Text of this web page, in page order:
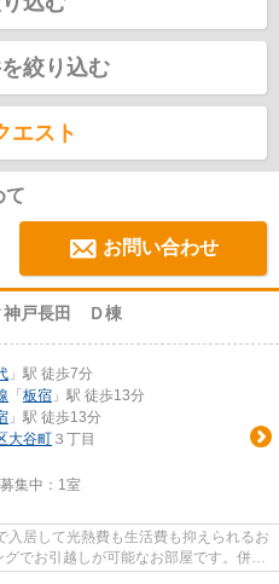
絞り込む
エスト
て
お問い合わせ
神戸長田 Ｄ棟
」駅 徒歩7分
「 板宿 」駅 徒歩13分
」駅 徒歩13分
大谷町 ３丁目
集中： 1室
居して光熱費も生活費も抑えられるお
でお引越しが可能なお部屋です。併設